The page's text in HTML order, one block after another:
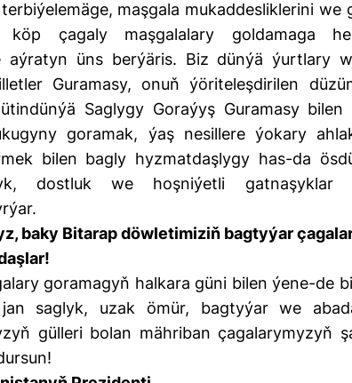
maşgala mukaddesliklerini
köp çagaly maşgalalary goldamaga
aýratyn üns berýäris. Biz dünýä ýurtlary
Guramasy, onuň ýöriteleşdirilen
Saglygy Goraýyş Guramasy
goramak, ýaş nesillere ýokary
bilen bagly hyzmatdaşlygy has-da
dostluk we hoşniýetli gatnaşyklar
baky Bitarap döwletimiziň bagtyýar
goramagyň halkara güni bilen ýene-de
saglyk, uzak ömür, bagtyýar we
gülleri bolan mähriban çagalarymyzyň